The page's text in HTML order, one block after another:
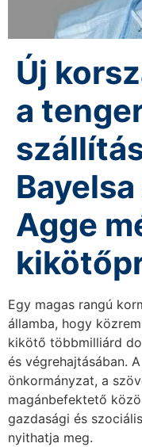
Új
a
Agge
Egy magas rangú
államba, hogy
kikötő többmilliárd
és végrehajtásában.
önkormányzat, a
magánbefektető
gazdasági és
nyithatja meg.